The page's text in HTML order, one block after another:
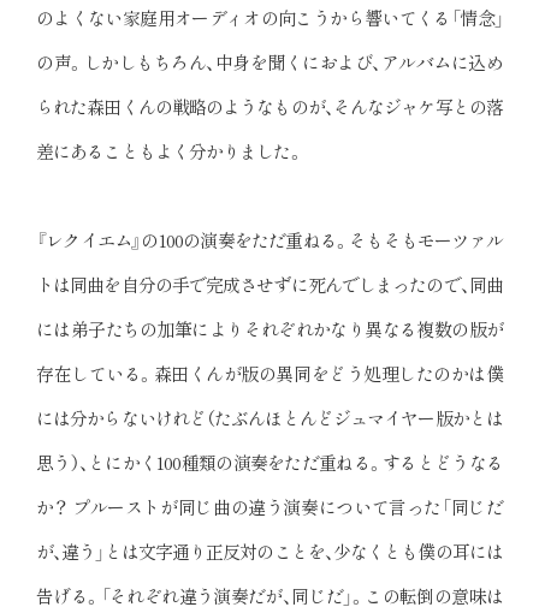
のよくない家庭用オーディオの向こうから響いてくる「情念」
の声。しかしもちろん、中身を聞くにおよび、アルバムに込め
られた森田くんの戦略のようなものが、そんなジャケ写との落
差にあることもよく分かりました。
『レクイエム』の100の演奏をただ重ねる。そもそもモーツァル
トは同曲を自分の手で完成させずに死んでしまったので、同曲
には弟子たちの加筆によりそれぞれかなり異なる複数の版が
存在している。森田くんが版の異同をどう処理したのかは僕
には分からないけれど（たぶんほとんどジュマイヤー版かとは
思う）、とにかく100種類の演奏をただ重ねる。するとどうなる
か？ プルーストが同じ曲の違う演奏について言った「同じだ
が、違う」とは文字通り正反対のことを、少なくとも僕の耳には
告げる。「それぞれ違う演奏だが、同じだ」。この転倒の意味は